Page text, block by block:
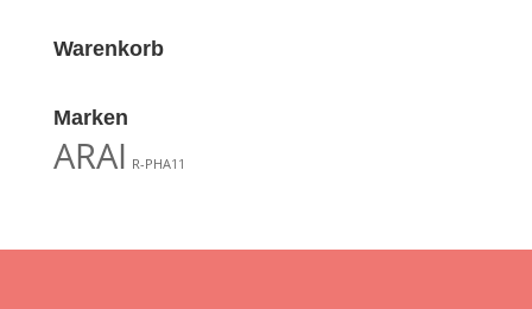
Warenkorb
Marken
ARAI R-PHA11